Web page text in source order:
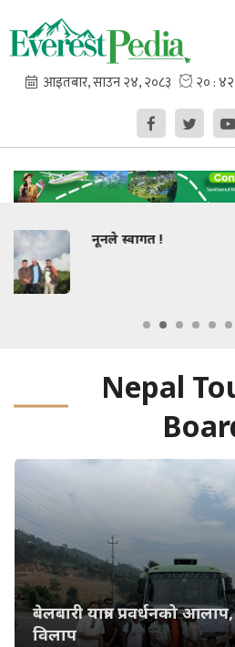
Nepal
बेलबारी यात्राः प्रवर्धनको
विलाप